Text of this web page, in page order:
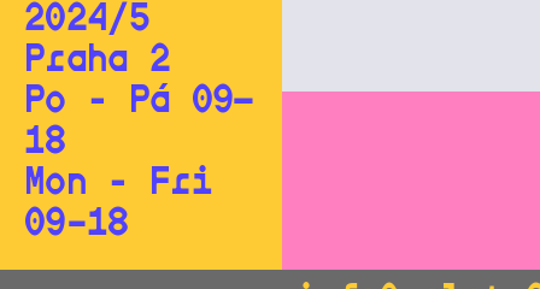
2024/5
Praha 2
Po - Pá 09—
18
Mon - Fri
09–18